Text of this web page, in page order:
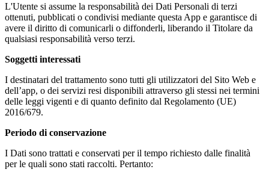
L'Utente si assume la responsabilità dei Dati Personali di terzi
ottenuti, pubblicati o condivisi mediante questa App e garantisce di
avere il diritto di comunicarli o diffonderli, liberando il Titolare da
qualsiasi responsabilità verso terzi.
Soggetti interessati
I destinatari del trattamento sono tutti gli utilizzatori del Sito Web e
dell’app, o dei servizi resi disponibili attraverso gli stessi nei termini
delle leggi vigenti e di quanto definito dal Regolamento (UE)
2016/679.
Periodo di conservazione
I Dati sono trattati e conservati per il tempo richiesto dalle finalità
per le quali sono stati raccolti. Pertanto: